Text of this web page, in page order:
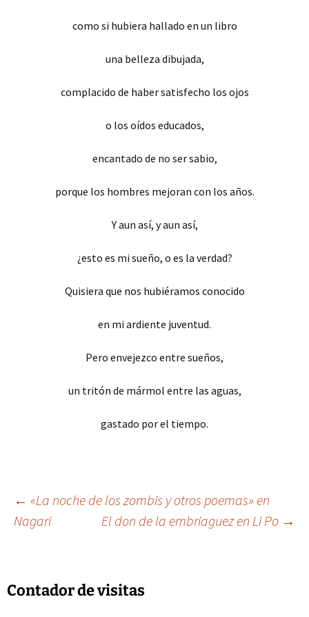
como si hubiera hallado en un libro
una belleza dibujada,
complacido de haber satisfecho los ojos
o los oídos educados,
encantado de no ser sabio,
porque los hombres mejoran con los años.
Y aun así, y aun así,
¿esto es mi sueño, o es la verdad?
Quisiera que nos hubiéramos conocido
en mi ardiente juventud.
Pero envejezco entre sueños,
un tritón de mármol entre las aguas,
gastado por el tiempo.
Navegación
entradas
← «La noche de los zombis y otros poemas» en
Nagari
El don de la embriaguez en Li Po →
Contador de visitas